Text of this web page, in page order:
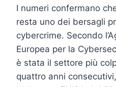
I numeri confermano
resta uno dei bersagli
cybercrime. Secondo
Europea per la
è stata il settore più
quattro anni